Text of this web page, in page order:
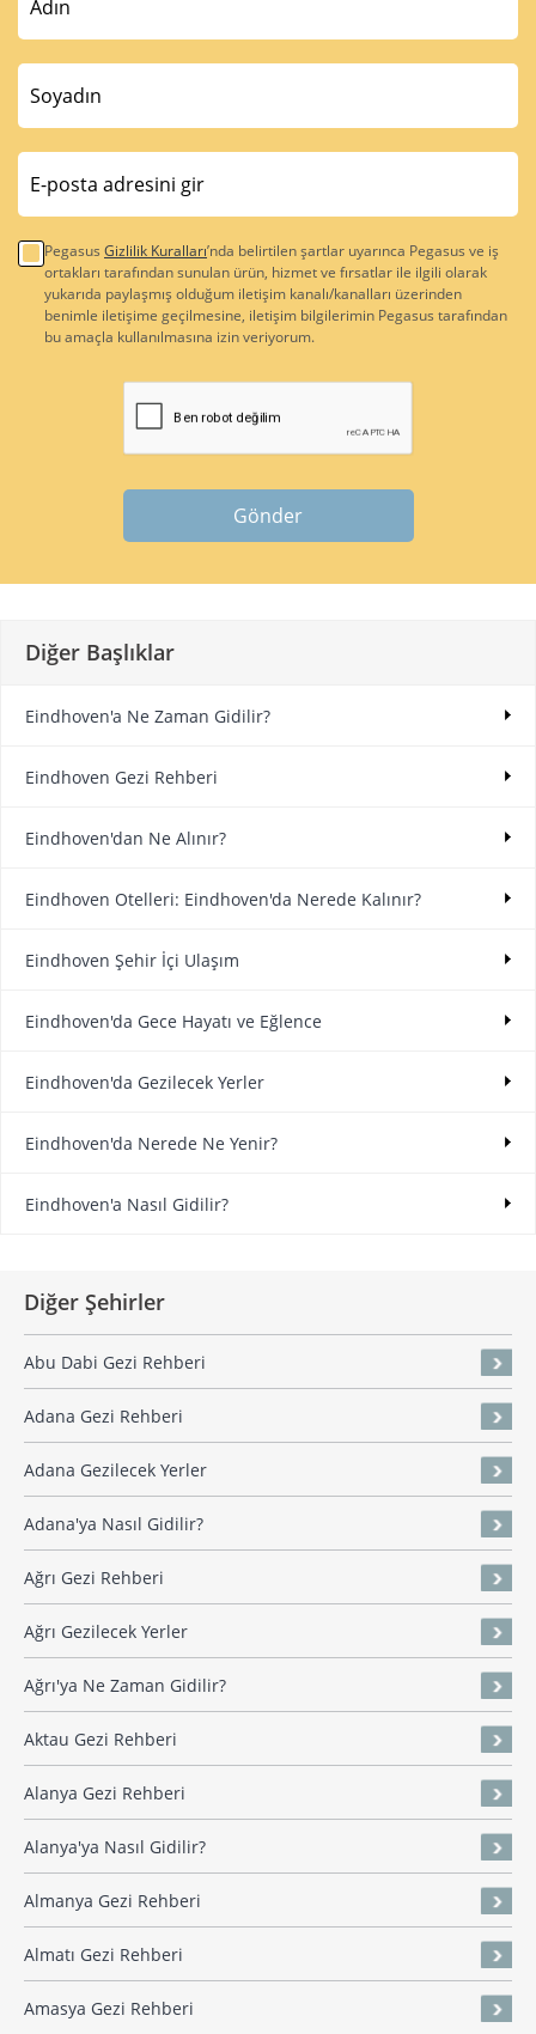
Pegasus Gizlilik Kuralları’nda belirtilen şartlar uyarınca Pegasus ve iş
ortakları tarafından sunulan ürün, hizmet ve fırsatlar ile ilgili olarak
yukarıda paylaşmış olduğum iletişim kanalı/kanalları üzerinden
benimle iletişime geçilmesine, iletişim bilgilerimin Pegasus tarafından
bu amaçla kullanılmasına izin veriyorum.
Gönder
Diğer Başlıklar
Eindhoven'a Ne Zaman Gidilir?
Eindhoven Gezi Rehberi
Eindhoven'dan Ne Alınır?
Eindhoven Otelleri: Eindhoven'da Nerede Kalınır?
Eindhoven Şehir İçi Ulaşım
Eindhoven'da Gece Hayatı ve Eğlence
Eindhoven'da Gezilecek Yerler
Eindhoven'da Nerede Ne Yenir?
Eindhoven'a Nasıl Gidilir?
Diğer Şehirler
Abu Dabi Gezi Rehberi
Adana Gezi Rehberi
Adana Gezilecek Yerler
Adana'ya Nasıl Gidilir?
Ağrı Gezi Rehberi
Ağrı Gezilecek Yerler
Ağrı'ya Ne Zaman Gidilir?
Aktau Gezi Rehberi
Alanya Gezi Rehberi
Alanya'ya Nasıl Gidilir?
Almanya Gezi Rehberi
Almatı Gezi Rehberi
Amasya Gezi Rehberi